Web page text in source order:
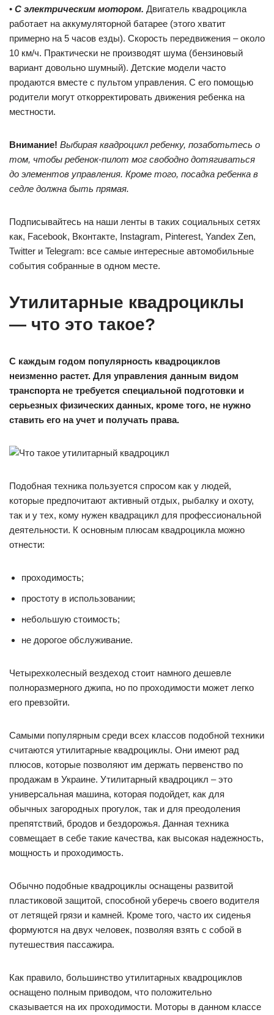
• С электрическим мотором. Двигатель квадроцикла
работает на аккумуляторной батарее (этого хватит
примерно на 5 часов езды). Скорость передвижения – около
10 км/ч. Практически не производят шума (бензиновый
вариант довольно шумный). Детские модели часто
продаются вместе с пультом управления. С его помощью
родители могут откорректировать движения ребенка на
местности.
Внимание! Выбирая квадроцикл ребенку, позаботьтесь о
том, чтобы ребенок-пилот мог свободно дотягиваться
до элементов управления. Кроме того, посадка ребенка в
седле должна быть прямая.
Подписывайтесь на наши ленты в таких социальных сетях
как, Facebook, Вконтакте, Instagram, Pinterest, Yandex Zen,
Twitter и Telegram: все самые интересные автомобильные
события собранные в одном месте.
Утилитарные квадроциклы
— что это такое?
С каждым годом популярность квадроциклов
неизменно растет. Для управления данным видом
транспорта не требуется специальной подготовки и
серьезных физических данных, кроме того, не нужно
ставить его на учет и получать права.
Подобная техника пользуется спросом как у людей,
которые предпочитают активный отдых, рыбалку и охоту,
так и у тех, кому нужен квадрацикл для профессиональной
деятельности. К основным плюсам квадроцикла можно
отнести:
проходимость;
простоту в использовании;
небольшую стоимость;
не дорогое обслуживание.
Четырехколесный вездеход стоит намного дешевле
полноразмерного джипа, но по проходимости может легко
его превзойти.
Самыми популярным среди всех классов подобной техники
считаются утилитарные квадроциклы. Они имеют рад
плюсов, которые позволяют им держать первенство по
продажам в Украине. Утилитарный квадроцикл – это
универсальная машина, которая подойдет, как для
обычных загородных прогулок, так и для преодоления
препятствий, бродов и бездорожья. Данная техника
совмещает в себе такие качества, как высокая надежность,
мощность и проходимость.
Обычно подобные квадроциклы оснащены развитой
пластиковой защитой, способной уберечь своего водителя
от летящей грязи и камней. Кроме того, часто их сиденья
формуются на двух человек, позволяя взять с собой в
путешествия пассажира.
Как правило, большинство утилитарных квадроциклов
оснащено полным приводом, что положительно
сказывается на их проходимости. Моторы в данном классе